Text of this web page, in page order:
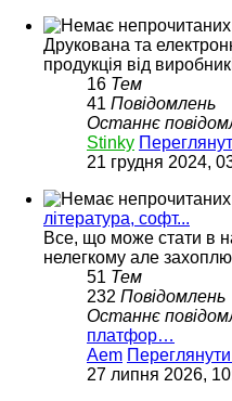
Друкована та
продукція від
16 Тем
41 Повідомлень
Останнє
Stinky
21 грудня 2024,
література, софт...
Все, що може стати в
нелегкому але
51 Тем
232 Повідомлень
Останнє
платфор…
Aem
27 липня 2026,